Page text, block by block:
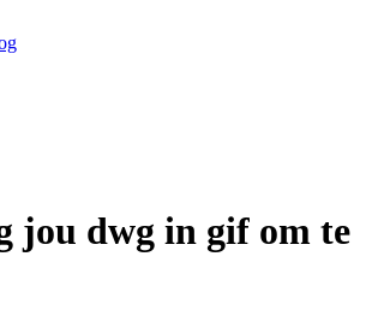
jou dwg in gif om te